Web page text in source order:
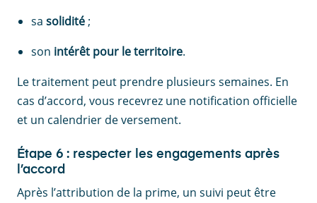
sa solidité ;
son intérêt pour le territoire.
Le traitement peut prendre plusieurs semaines. En
cas d’accord, vous recevrez une notification officielle
et un calendrier de versement.
Étape 6 : respecter les engagements après
l’accord
Après l’attribution de la prime, un suivi peut être